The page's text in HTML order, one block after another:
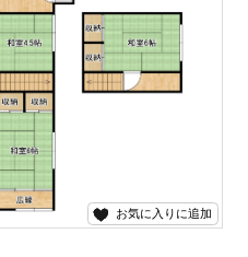
お気に入りに追加